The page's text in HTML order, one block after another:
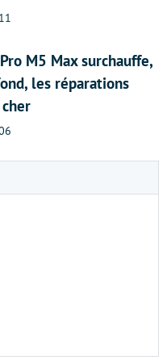
M5 Max surchauffe,
les réparations